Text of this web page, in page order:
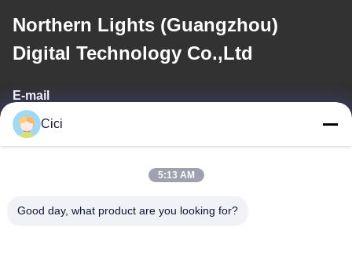
Northern Lights (Guangzhou)
Digital Technology Co.,Ltd
E-mail
sales03@bjgprojection.com
Adres
Cici
5:13 AM
Good day, what product are you looking for?